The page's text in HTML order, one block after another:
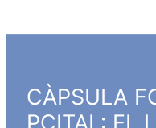
CÀPSULA